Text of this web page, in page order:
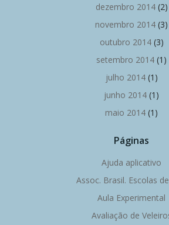
dezembro 2014(2)
novembro 2014 (3)
outubro 2014(3)
setembro 2014 (1)
julho 2014(1)
junho 2014 (1)
maio 2014 (1)
Páginas
Ajuda aplicativo
Assoc. Brasil. Escolas
Aula Experimental
Avaliação de